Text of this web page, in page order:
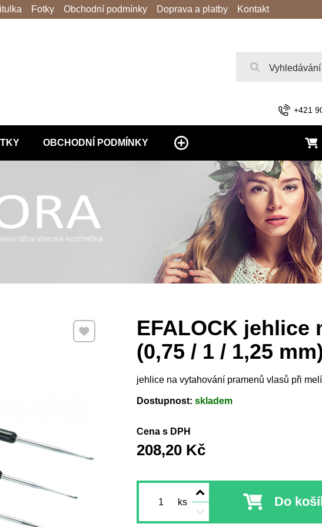
OBCHODNÍ PODMÍNKY
+421
Fotky Obchodní podmínky Doprava a platby Kontakt
EFALOCK jehlice
(0,75 / 1 / 1,25
jehlice na vytahování pramenů vlasů při
Přidat k Oblíbeným
Dostupnost: skladem
Cena s DPH
208,20 Kč
ks Do